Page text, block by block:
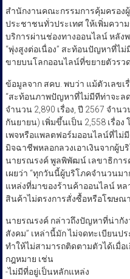
สำนักงานคณะกรรมการคุ้มครอง
ประชาชนทั่วประเทศ ให้เพิ่มควา
บริการผ่านช่องทางออนไลน์ หลั
“พุ่งสูงต่อเนื่อง” สะท้อนปัญหาที่ไ
ขายบนโลกออนไลน์ที่ขยายตัวรว
ข้อมูลจาก สคบ. พบว่า แม้ตัวเลขเ
“สะท้อนภาพปัญหาที่ไม่มีทีท่าจะล
จำนวน 2,890 เรื่อง, ปี 2567 จำน
กันยายน) เพิ่มขึ้นเป็น 2,558 เรื่อ
เพจหรือแพลตฟอร์มออนไลน์ที่ไม่
มิจฉาชีพหลอกลวงเอาเงินจากผู้บ
นายรณรงค์ พูลพิพัฒน์ เลขาธิการ
เผยว่า “ทุกวันนี้ผู้บริโภคจำนวนม
แหล่งที่มาของร้านค้าออนไลน์ หล
สินค้าไม่ตรงการสั่งซื้อหรือโฆษณ
นายรณรงค์ กล่าวถึงปัญหาที่น่ากัง
สังคม” เหล่านี้มัก ไม่จดทะเบียน
ทำให้ไม่สามารถติดตามตัวได้เมื่
กฎหมาย เช่น
-ไม่มีที่อยู่เป็นหลักแหล่ง